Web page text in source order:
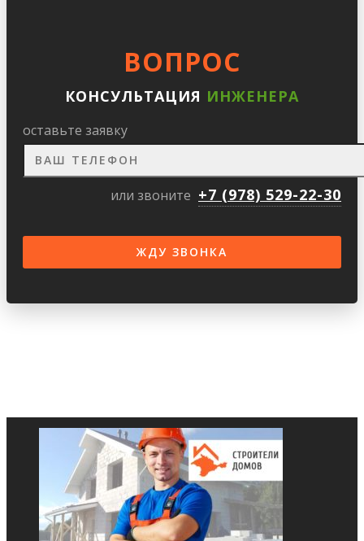
ВОПРОС
КОНСУЛЬТАЦИЯ ИНЖЕНЕРА
оставьте заявку
или звоните +7 (978) 529-22-30